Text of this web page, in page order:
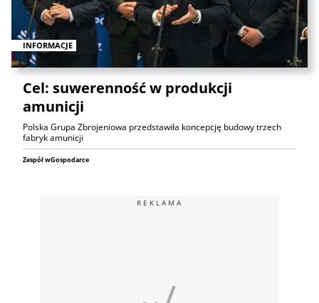
INFORMACJE
Cel: suwerenność w produkcji
amunicji
Polska Grupa Zbrojeniowa przedstawiła koncepcję budowy trzech
fabryk amunicji
Zespół wGospodarce
REKLAMA